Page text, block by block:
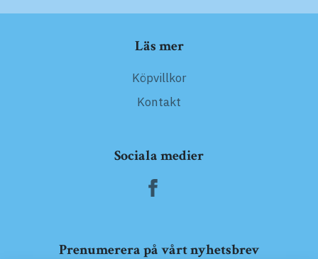
Läs mer
Köpvillkor
Kontakt
Sociala medier
Prenumerera på vårt nyhetsbrev